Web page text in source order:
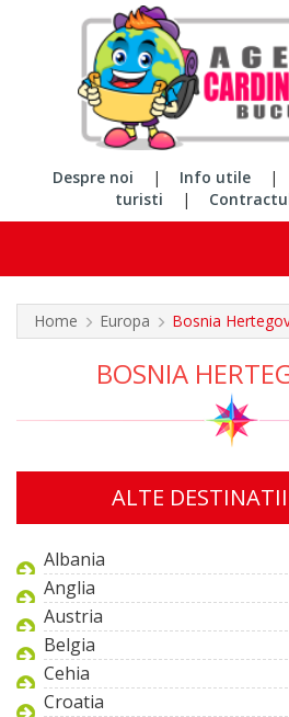
Despre noi | Info utile |
turisti
|
Home Europa Bosnia
BOSNIA
ALTE
Albania
Anglia
Austria
Belgia
Cehia
Croatia